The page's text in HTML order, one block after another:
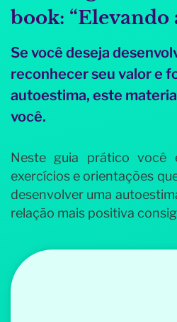
book: “Elevando
Se você deseja
reconhecer seu valor e
autoestima, este
você.
Neste guia prático você
exercícios e orientações
desenvolver uma
relação mais positiva